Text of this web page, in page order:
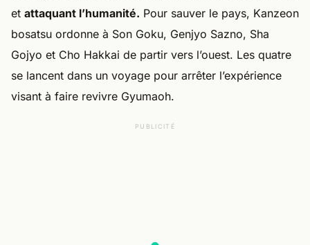
et attaquant l’humanité. Pour sauver le pays, Kanzeon
bosatsu ordonne à Son Goku, Genjyo Sazno, Sha
Gojyo et Cho Hakkai de partir vers l’ouest. Les quatre
se lancent dans un voyage pour arrêter l’expérience
visant à faire revivre Gyumaoh.
PUBLICITÉ